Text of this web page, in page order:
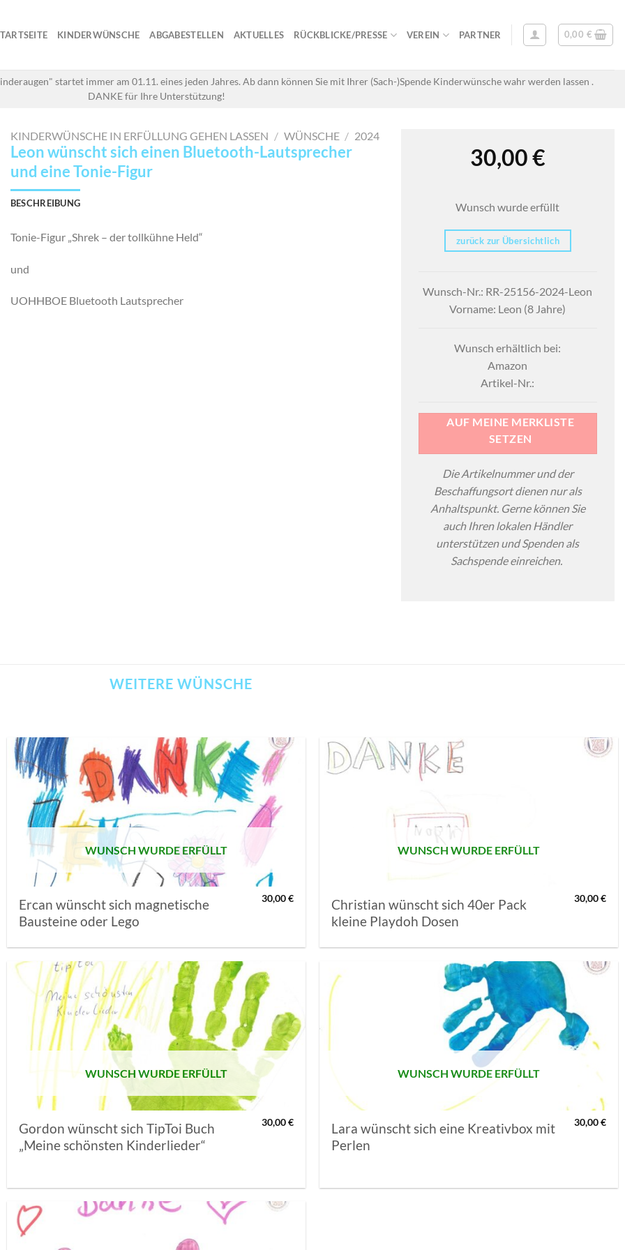
KINDERWÜNSCHE ABGABESTELLEN AKTUELLES RÜCKBLICKE/PRESSE VEREIN PARTNER 0,00 €
startet immer am 01.11. eines jeden Jahres. Ab dann können Sie mit Ihrer (Sach-)Spende Kinderwünsche wahr werden lassen .
DANKE für Ihre Unterstützung!
KINDERWÜNSCHE IN ERFÜLLUNG GEHEN LASSEN / WÜNSCHE / 2024
Leon wünscht sich einen Bluetooth-Lautsprecher
und eine Tonie-Figur
BESCHREIBUNG
Tonie-Figur „Shrek – der tollkühne Held“
und
UOHHBOE Bluetooth Lautsprecher
30,00€
Wunsch wurde erfüllt
zurück zur Übersichtlich
Wunsch-Nr.: RR-25156-2024-Leon
Vorname: Leon (8 Jahre)
Wunsch erhältlich bei:
Amazon
Artikel-Nr.:
AUF MEINE MERKLISTE
SETZEN
Die Artikelnummer und der
Beschaffungsort dienen nur als
Anhaltspunkt. Gerne können Sie
auch Ihren lokalen Händler
unterstützen und Spenden als
Sachspende einreichen.
WEITERE WÜNSCHE
AUF MEINE
MERKLISTE
SETZEN
WUNSCH WURDE ERFÜLLT
Ercan wünscht sich magnetische
Bausteine oder Lego
30,00€
WUNSCH WURDE ERFÜLLT
Christian wünscht sich 40er Pack
kleine Playdoh Dosen
30,00€
AUF MEINE
MERKLISTE
SETZEN
WUNSCH WURDE ERFÜLLT
Gordon wünscht sich TipToi Buch
„Meine schönsten Kinderlieder“
30,00€
AUF MEINE
MERKLISTE
SETZEN
WUNSCH WURDE ERFÜLLT
Lara wünscht sich eine Kreativbox mit
Perlen
30,00€